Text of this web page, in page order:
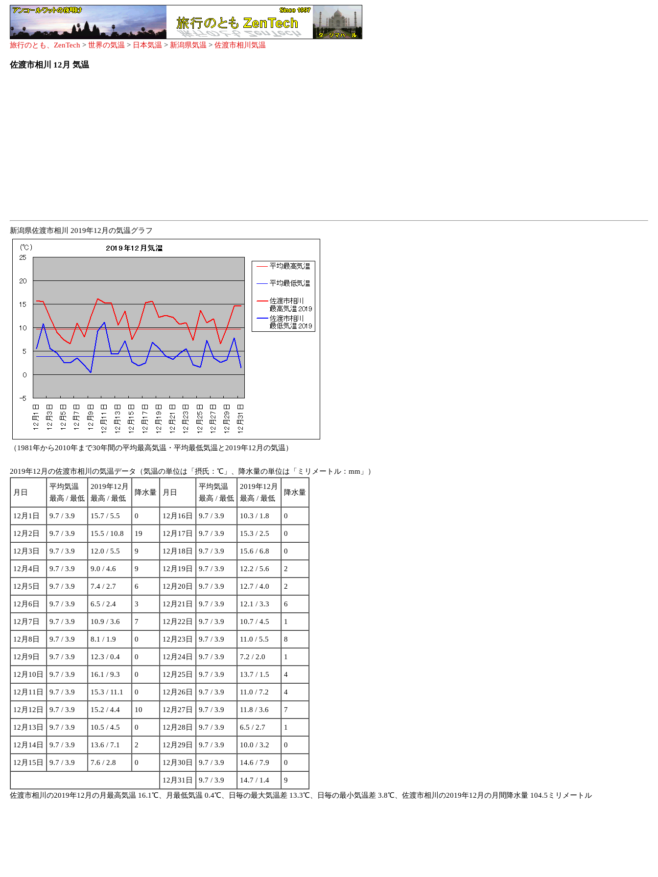
旅行のとも、ZenTech > 世界の気温 > 日本気温 > 新潟県気温 > 佐渡市相川気温
佐渡市相川 12月 気温
新潟県佐渡市相川 2019年12月の気温グラフ
（1981年から2010年まで30年間の平均最高気温・平均最低気温と2019年12月の気温）
2019年12月の佐渡市相川の気温データ（気温の単位は「摂氏：℃」、降水量の単位は「ミリメートル：mm」）
月日
平均気温
最高 / 最低
2019年12月
最高 / 最低
降水量 月日
平均気温
最高 / 最低
2019年12月
最高 / 最低
降水量
12月1日 9.7 / 3.9 15.7 / 5.5 0 12月16日 9.7 / 3.9 10.3 / 1.8 0
12月2日 9.7 / 3.9 15.5 / 10.8 19 12月17日 9.7 / 3.9 15.3 / 2.5 0
12月3日 9.7 / 3.9 12.0 / 5.5 9 12月18日 9.7 / 3.9 15.6 / 6.8 0
12月4日 9.7 / 3.9 9.0 / 4.6 9 12月19日 9.7 / 3.9 12.2 / 5.6 2
12月5日 9.7 / 3.9 7.4 / 2.7 6 12月20日 9.7 / 3.9 12.7 / 4.0 2
12月6日 9.7 / 3.9 6.5 / 2.4 3 12月21日 9.7 / 3.9 12.1 / 3.3 6
12月7日 9.7 / 3.9 10.9 / 3.6 7 12月22日 9.7 / 3.9 10.7 / 4.5 1
12月8日 9.7 / 3.9 8.1 / 1.9 0 12月23日 9.7 / 3.9 11.0 / 5.5 8
12月9日 9.7 / 3.9 12.3 / 0.4 0 12月24日 9.7 / 3.9 7.2 / 2.0 1
12月10日 9.7 / 3.9 16.1 / 9.3 0 12月25日 9.7 / 3.9 13.7 / 1.5 4
12月11日 9.7 / 3.9 15.3 / 11.1 0 12月26日 9.7 / 3.9 11.0 / 7.2 4
12月12日 9.7 / 3.9 15.2 / 4.4 10 12月27日 9.7 / 3.9 11.8 / 3.6 7
12月13日 9.7 / 3.9 10.5 / 4.5 0 12月28日 9.7 / 3.9 6.5 / 2.7 1
12月14日 9.7 / 3.9 13.6 / 7.1 2 12月29日 9.7 / 3.9 10.0 / 3.2 0
12月15日 9.7 / 3.9 7.6 / 2.8 0 12月30日 9.7 / 3.9 14.6 / 7.9 0
12月31日 9.7 / 3.9 14.7 / 1.4
9
佐渡市相川の2019年12月の月最高気温 16.1℃、月最低気温 0.4℃、日毎の最大気温差 13.3℃、日毎の最小気温差 3.8℃、佐渡市相川の2019年12月の月間降水量 104.5ミリメートル